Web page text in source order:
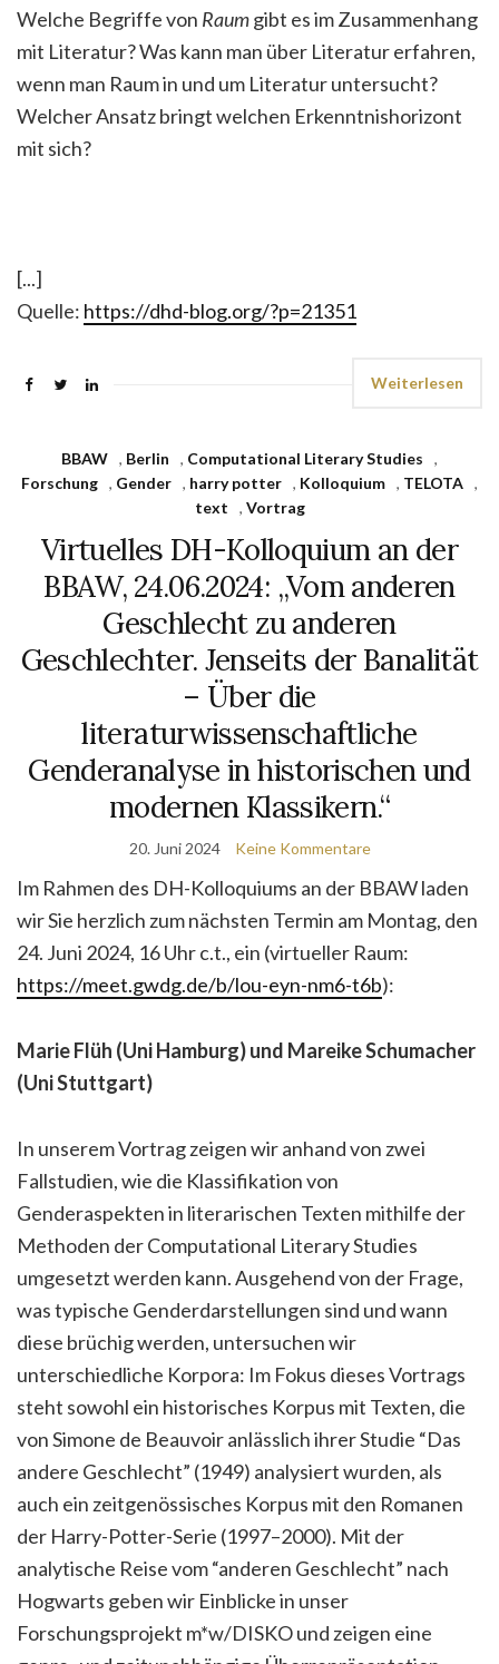
Welche Begriffe von Raumgibt es im Zusammenhang
mit Literatur? Was kann man über Literatur erfahren,
wenn man Raum in und um Literatur untersucht?
Welcher Ansatz bringt welchen Erkenntnishorizont
mit sich?
[...]
Quelle: https://dhd-blog.org/?p=21351
Weiterlesen
BBAW , Berlin , Computational Literary Studies
,
Forschung , Gender , harry potter , Kolloquium , TELOTA ,
text
, Vortrag
Virtuelles DH-Kolloquium an der
BBAW, 24.06.2024: „Vom anderen
Geschlecht zu anderen
Geschlechter. Jenseits der Banalität
– Über die
literaturwissenschaftliche
Genderanalyse in historischen und
modernen Klassikern.“
20. Juni 2024 Keine Kommentare
Im Rahmen des DH-Kolloquiums an der BBAW laden
wir Sie herzlich zum nächsten Termin am Montag, den
24. Juni 2024, 16 Uhr c.t., ein (virtueller Raum:
https://meet.gwdg.de/b/lou-eyn-nm6-t6b):
Marie Flüh (Uni Hamburg) und Mareike Schumacher
(Uni Stuttgart)
In unserem Vortrag zeigen wir anhand von zwei
Fallstudien, wie die Klassifikation von
Genderaspekten in literarischen Texten mithilfe der
Methoden der Computational Literary Studies
umgesetzt werden kann. Ausgehend von der Frage,
was typische Genderdarstellungen sind und wann
diese brüchig werden, untersuchen wir
unterschiedliche Korpora: Im Fokus dieses Vortrags
steht sowohl ein historisches Korpus mit Texten, die
von Simone de Beauvoir anlässlich ihrer Studie “Das
andere Geschlecht” (1949) analysiert wurden, als
auch ein zeitgenössisches Korpus mit den Romanen
der Harry-Potter-Serie (1997–2000). Mit der
analytische Reise vom “anderen Geschlecht” nach
Hogwarts geben wir Einblicke in unser
Forschungsprojekt m*w/DISKO und zeigen eine